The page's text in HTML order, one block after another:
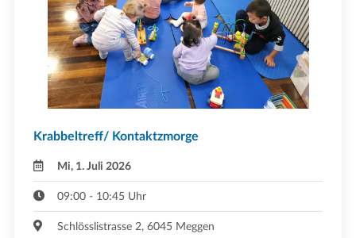
Krabbeltreff/ Kontaktzmorge
Mi, 1. Juli 2026
09:00 - 10:45 Uhr
Schlösslistrasse 2, 6045 Meggen